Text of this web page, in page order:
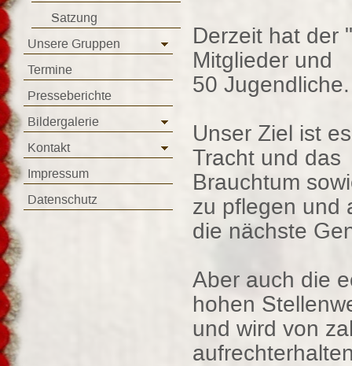
Satzung
Unsere Gruppen
Termine
Presseberichte
Bildergalerie
Kontakt
Impressum
Datenschutz
Derzeit hat der
Mitglieder und
50 Jugendliche.
Unser Ziel ist
Tracht und das
Brauchtum
zu pflegen und
die nächste
Aber auch die
hohen
und wird von